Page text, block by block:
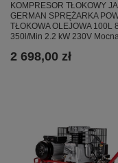
KOMPRESOR TŁOKOWY
GERMAN SPRĘŻARKA
TŁOKOWA OLEJOWA 100L
350l/Min 2.2 kW 230V
2 698,00 zł